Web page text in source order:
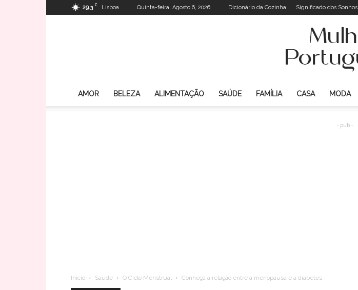
29.3 C Lisboa Quinta-feira, Agosto 6, 2026 Dicionário da Cozinha Significado dos Sonhos
AMOR BELEZA ALIMENTAÇÃO SAÚDE FAMÍLIA CASA MODA
- pub -
Inicio Saúde O Ciclo Menstrual
Conheça a relação entre a menopausa e a diabetes